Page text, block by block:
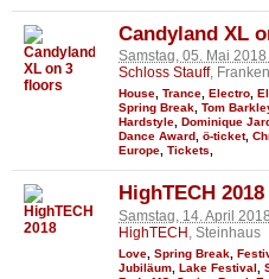
Candyland XL
Samstag, 05. Mai
Schloss Stauff,
House, Trance, Electro,
Spring Break, Tom
Hardstyle, Dominique
Dance Award, ö-ticket,
Europe, Tickets,
HighTECH 2018
Samstag, 14. April
HighTECH , Steinhaus
Love Spring Break
Jubiläum Lake Festival